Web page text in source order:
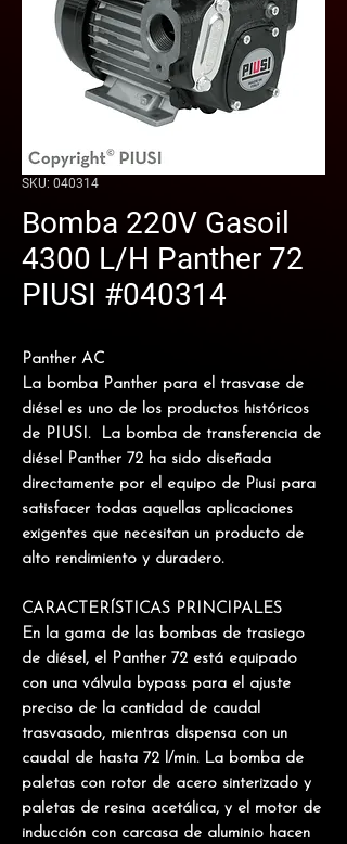
SKU: 040314
Bomba 220V Gasoil
4300 L/H Panther 72
PIUSI #040314
Panther AC
La bomba Panther para el trasvase de
diésel es uno de los productos históricos
de PIUSI. La bomba de transferencia de
diésel Panther 72 ha sido diseñada
directamente por el equipo de Piusi para
satisfacer todas aquellas aplicaciones
exigentes que necesitan un producto de
alto rendimiento y duradero.
CARACTERÍSTICAS PRINCIPALES
En la gama de las bombas de trasiego
de diésel, el Panther 72 está equipado
con una válvula bypass para el ajuste
preciso de la cantidad de caudal
trasvasado, mientras dispensa con un
caudal de hasta 72 l/min. La bomba de
paletas con rotor de acero sinterizado y
paletas de resina acetálica, y el motor de
inducción con carcasa de aluminio hacen